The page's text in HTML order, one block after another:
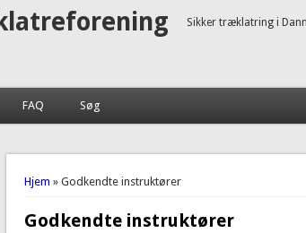
Sikker træklatring i
FAQ Søg
Du er her
Hjem » Godkendte instruktører
Godkendte instruktører